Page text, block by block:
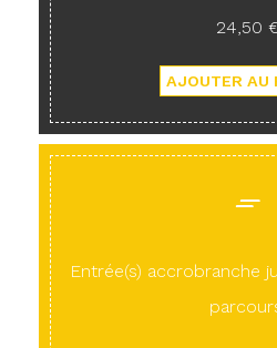
24,50
Entrée(s) accrobranche